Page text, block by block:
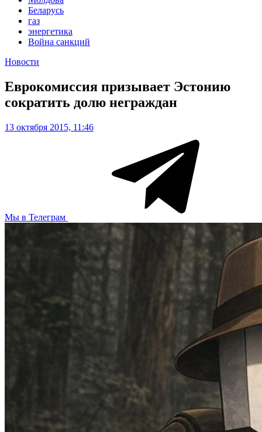
Беларусь
газ
энергетика
Война санкций
Новости
Еврокомиссия призывает Эстонию
сократить долю неграждан
13 октября 2015, 11:46
Мы в Телеграм